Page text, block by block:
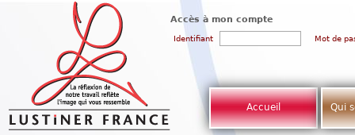
Accès à mon compte
Identifiant Mot de
Accueil Qui